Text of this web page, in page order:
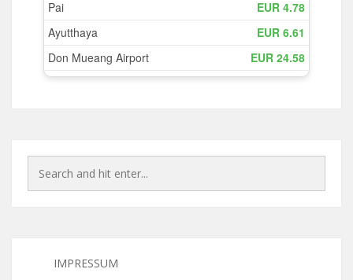
IMPRESSUM